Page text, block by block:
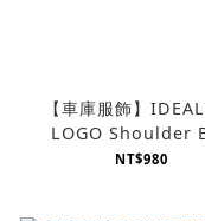
【車庫服飾】
LOGO Shoulder
NT$980